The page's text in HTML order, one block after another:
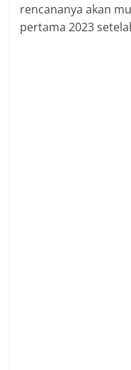
rencananya akan
pertama 2023